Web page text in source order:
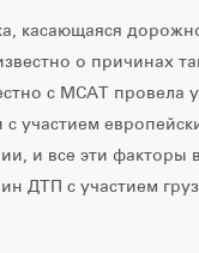
касающаяся
о причинах
с МСАТ провела
участием
и все эти факторы
ДТП с участием